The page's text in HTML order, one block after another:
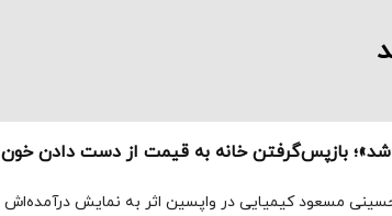
بازپس‌گرفتن خانه به قیمت از دست دادن خون
مسعود کیمیایی در واپسین اثر به نمایش درآمده‌اش